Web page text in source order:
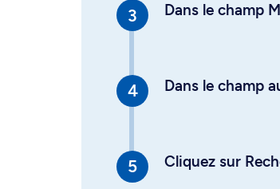
Dans le champ
Dans le champ
Cliquez sur